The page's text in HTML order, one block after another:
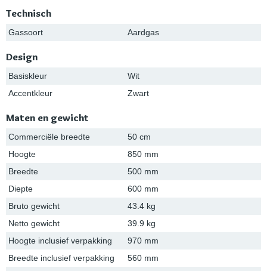
Technisch
Gassoort Aardgas
Design
Basiskleur
Wit
Accentkleur
Zwart
Maten en gewicht
Commerciële breedte
50 cm
Hoogte
850 mm
Breedte
500 mm
Diepte
600 mm
Bruto gewicht
43.4 kg
Netto gewicht
39.9 kg
Hoogte inclusief verpakking
970 mm
Breedte inclusief verpakking
560 mm